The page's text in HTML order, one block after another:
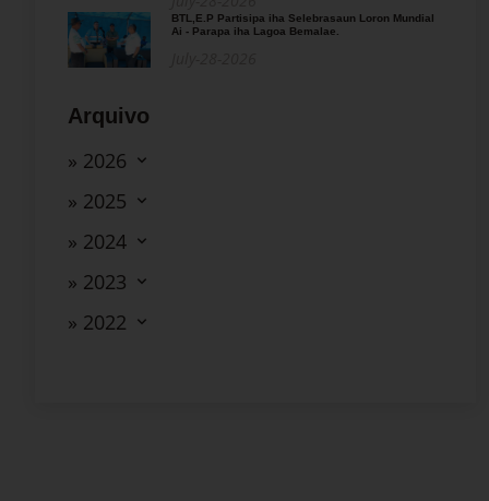
BTL,E.P Partisipa iha Selebrasaun Loron Mundial
Ai - Parapa iha Lagoa Bemalae.
Arquivo
» 2026
» 2025
» 2024
» 2023
» 2022